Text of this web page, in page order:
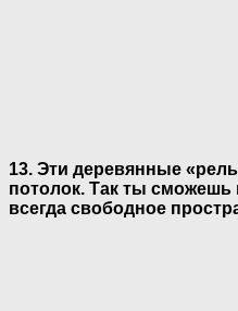
13. Эти деревянные
потолок. Так ты сможешь
всегда свободное